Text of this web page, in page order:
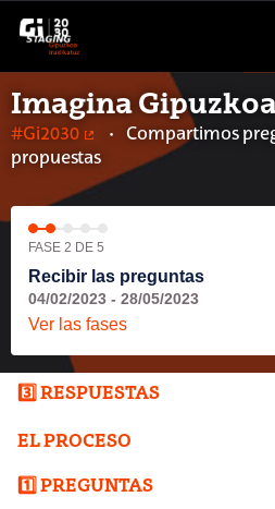
Imagina
#Gi2030
(Enlace externo)
Compartimos
propuestas
FASE 2 DE 5
Recibir las preguntas
04/02/2023 - 28/05/2023
Ver las fases
3️⃣ RESPUESTAS
EL PROCESO
1️⃣ PREGUNTAS